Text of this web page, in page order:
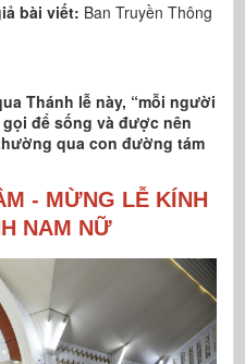
bài viết: Ban Truyền Thông
Thánh lễ này, “mỗi người
để sống và được nên
qua con đường tám
- MỪNG LỄ KÍNH
NAM NỮ